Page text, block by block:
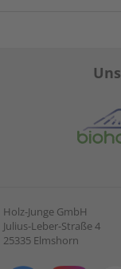
Holz-Junge GmbH
Julius-Leber-Straße 4
25335 Elmshorn